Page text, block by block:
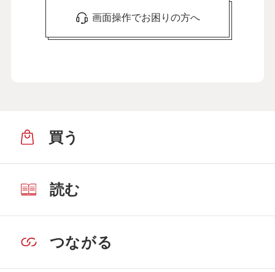
画面操作でお困りの方へ
買う
読む
つながる